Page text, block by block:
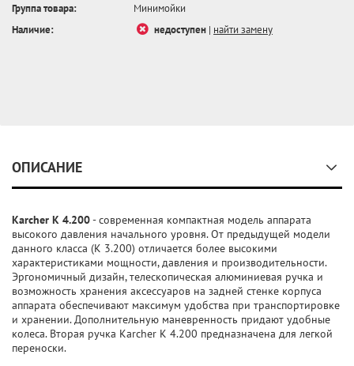
Группа товара:
Минимойки
Наличие:
недоступен | найти замену
ОПИСАНИЕ
Karcher K 4.200- современная компактная модель аппарата
высокого давления начального уровня. От предыдущей модели
данного класса (K 3.200) отличается более высокими
характеристиками мощности, давления и производительности.
Эргономичный дизайн, телескопическая алюминиевая ручка и
возможность хранения аксессуаров на задней стенке корпуса
аппарата обеспечивают максимум удобства при транспортировке
и хранении. Дополнительную маневренность придают удобные
колеса. Вторая ручка Karcher K 4.200 предназначена для легкой
переноски.